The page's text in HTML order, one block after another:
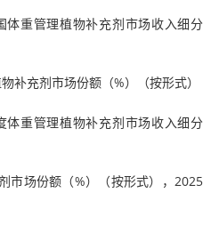
重管理植物补充剂市场收入细分
补充剂市场份额（%）（按形式）
重管理植物补充剂市场收入细分
市场份额（%）（按形式），2025